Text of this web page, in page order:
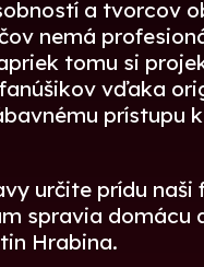
a tvorcov
nemá
tomu si
vďaka
prístupu
určite prídu naši
spravia domácu
Hrabina.